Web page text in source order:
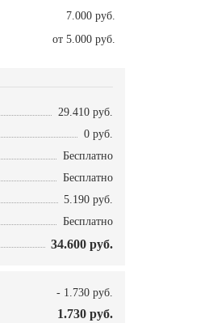
7.000 руб.
от 5.000 руб.
29.410 руб.
0 руб.
Бесплатно
Бесплатно
5.190 руб.
Бесплатно
34.600 руб.
- 1.730 руб.
1.730 руб.